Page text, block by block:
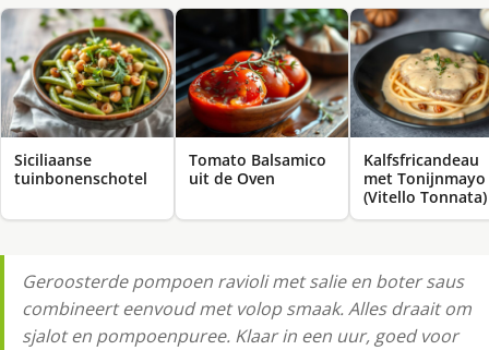
Siciliaanse
tuinbonenschotel
Tomato Balsamico
uit de Oven
Kalfsfricandeau
met Tonijnmayo
(Vitello Tonnata)
Geroosterde pompoen ravioli met salie en boter saus
combineert eenvoud met volop smaak. Alles draait om
sjalot en pompoenpuree. Klaar in een uur, goed voor